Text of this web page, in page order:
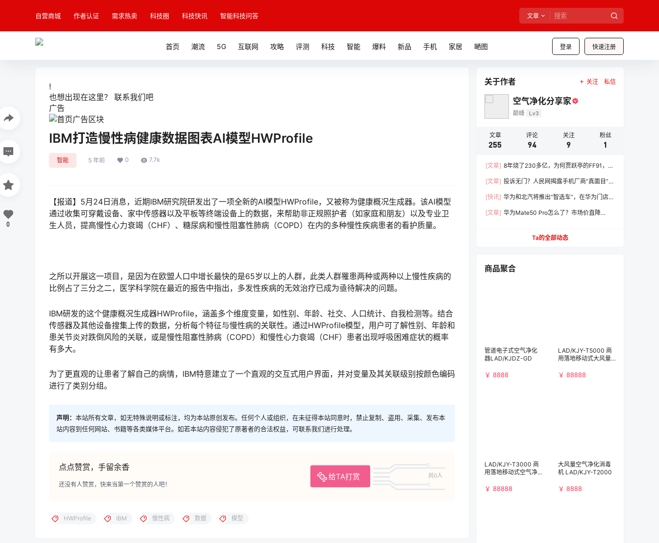
自营商城 作者认证 需求热卖 科技圈 科技快讯 智能科技问答 文章
登录 快速注册
首页 潮流 5G 互联网 攻略 评测 科技 智能 爆料 新品 手机 家居 嗮图
!
也想出现在这里？ 联系我们吧
广告
IBM打造慢性病健康数据图表AI模型HWProfile
智能 5 年前 0 7.7k
【报道】5月24日消息，近期IBM研究院研发出了一项全新的AI模型HWProfile，又被称为健康概况生成器。该AI模型
通过收集可穿戴设备、家中传感器以及平板等终端设备上的数据，来帮助非正规照护者（如家庭和朋友）以及专业卫
生人员，提高慢性心力衰竭（CHF）、糖尿病和慢性阻塞性肺病（COPD）在内的多种慢性疾病患者的看护质量。
之所以开展这一项目，是因为在欧盟人口中增长最快的是65岁以上的人群，此类人群罹患两种或两种以上慢性疾病的
比例占了三分之二，医学科学院在最近的报告中指出，多发性疾病的无效治疗已成为亟待解决的问题。
IBM研发的这个健康概况生成器HWProfile，涵盖多个维度变量，如性别、年龄、社交、人口统计、自我检测等。结合
传感器及其他设备搜集上传的数据，分析每个特征与慢性病的关联性。通过HWProfile模型，用户可了解性别、年龄和
患关节炎对跌倒风险的关联，或是慢性阻塞性肺病（COPD）和慢性心力衰竭（CHF）患者出现呼吸困难症状的概率
有多大。
为了更直观的让患者了解自己的病情，IBM特意建立了一个直观的交互式用户界面，并对变量及其关联级别按颜色编码
进行了类别分组。
声明： 本站所有文章，如无特殊说明或标注，均为本站原创发布。任何个人或组织，在未征得本站同意时，禁止复制、盗用、采集、发布本
站内容到任何网站、书籍等各类媒体平台。如若本站内容侵犯了原著者的合法权益，可联系我们进行处理。
点点赞赏，手留余香
给TA打赏 共0人
还没有人赞赏，快来当第一个赞赏的人吧！
0
HWProfile IBM 慢性病 数据 模型
关于作者 关注 私信
空气净化分享家
巅峰 Lv3
文章
255
评论
94
关注
9
粉丝
1
[文章] 8年烧了230多亿，为何贾跃亭的FF91，就
[文章] 投诉无门？人民网揭露手机厂商“真面目”，
[快讯] 华为和北汽将推出“智选车”，在华为门店销
[文章] 华为Mate50 Pro怎么了？市场价直降
Ta的全部动态
商品聚合
管道电子式空气净化
器LAD/KJDZ-GD
￥ 8888
LAD/KJY-T5000 商
用落地移动式大风量
￥ 88888
LAD/KJY-T3000 商
用落地移动式空气净
h)）
￥ 88888
大风量空气净化消毒
机 LAD/KJY-T2000
￥ 8888